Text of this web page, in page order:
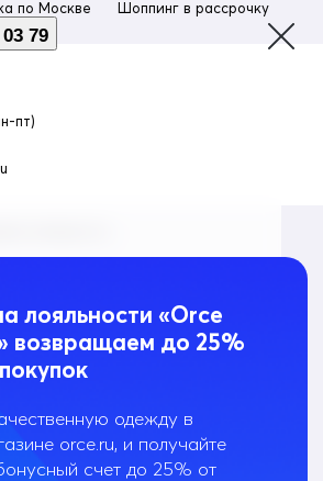
по Москве Шоппинг в рассрочку
79
пт)
лояльности «Orce
возвращаем до 25%
одежду в
orce.ru, и получайте
счет до 25% от